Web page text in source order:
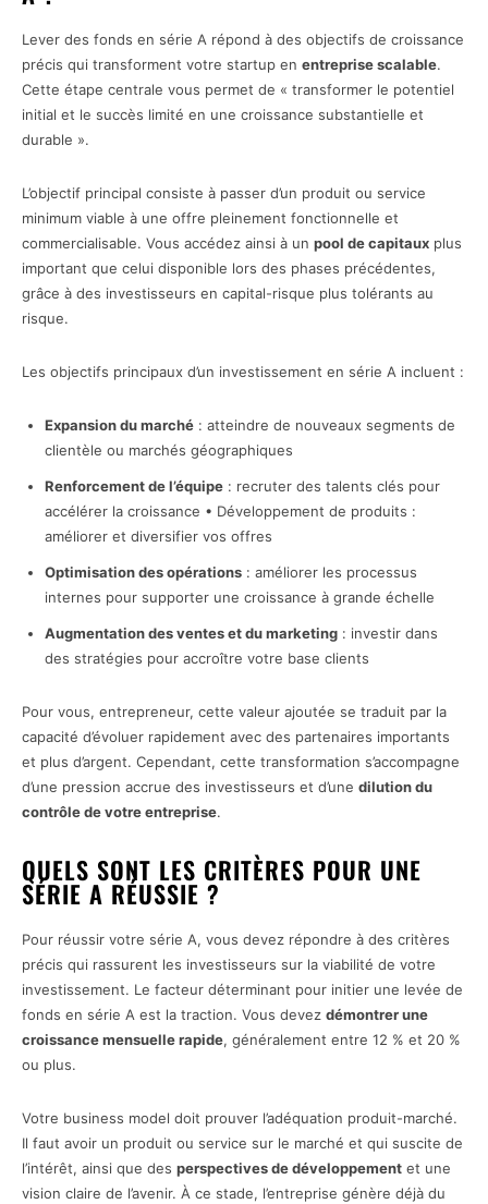
Lever des fonds en série A répond à des objectifs de croissance
précis qui transforment votre startup en entreprise scalable.
Cette étape centrale vous permet de « transformer le potentiel
initial et le succès limité en une croissance substantielle et
durable ».
L’objectif principal consiste à passer d’un produit ou service
minimum viable à une offre pleinement fonctionnelle et
commercialisable. Vous accédez ainsi à un pool de capitaux plus
important que celui disponible lors des phases précédentes,
grâce à des investisseurs en capital-risque plus tolérants au
risque.
Les objectifs principaux d’un investissement en série A incluent :
Expansion du marché : atteindre de nouveaux segments de
clientèle ou marchés géographiques
Renforcement de l’équipe : recruter des talents clés pour
accélérer la croissance • Développement de produits :
améliorer et diversifier vos offres
Optimisation des opérations : améliorer les processus
internes pour supporter une croissance à grande échelle
Augmentation des ventes et du marketing : investir dans
des stratégies pour accroître votre base clients
Pour vous, entrepreneur, cette valeur ajoutée se traduit par la
capacité d’évoluer rapidement avec des partenaires importants
et plus d’argent. Cependant, cette transformation s’accompagne
d’une pression accrue des investisseurs et d’une dilution du
contrôle de votre entreprise.
QUELS SONT LES CRITÈRES POUR UNE
SÉRIE A RÉUSSIE ?
Pour réussir votre série A, vous devez répondre à des critères
précis qui rassurent les investisseurs sur la viabilité de votre
investissement. Le facteur déterminant pour initier une levée de
fonds en série A est la traction. Vous devez démontrer une
croissance mensuelle rapide, généralement entre 12 % et 20 %
ou plus.
Votre business model doit prouver l’adéquation produit-marché.
Il faut avoir un produit ou service sur le marché et qui suscite de
l’intérêt, ainsi que des perspectives de développement et une
vision claire de l’avenir. À ce stade, l’entreprise génère déjà du